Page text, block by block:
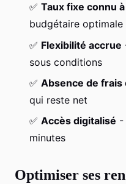
✅ Taux fixe connu à
budgétaire optimale
✅ Flexibilité accrue
sous conditions
✅ Absence de frais
qui reste net
✅ Accès digitalisé -
minutes
Optimiser ses